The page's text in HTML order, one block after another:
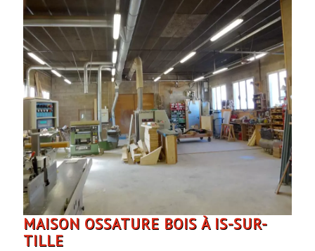
MAISON OSSATURE BOIS À IS-SUR-
TILLE